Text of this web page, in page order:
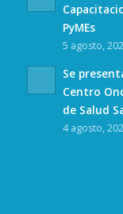
PyMEs
5 agosto,
Se
Centro
de Salud
4 agosto,